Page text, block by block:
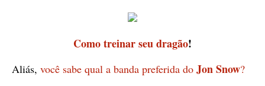
Como treinar seu dragão!
Aliás, você sabe qual a banda preferida do Jon Snow?